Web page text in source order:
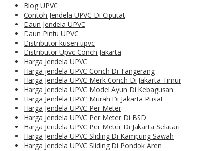
Blog UPVC
Contoh Jendela UPVC Di Ciputat
Daun Jendela UPVC
Daun Pintu UPVC
Distributor kusen upvc
Distributor Upvc Conch Jakarta
Harga Jendela UPVC
Harga jendela UPVC Conch Di Tangerang
Harga Jendela UPVC Merk Conch Di Jakarta Timur
Harga Jendela UPVC Model Ayun Di Kebagusan
Harga Jendela UPVC Murah Di Jakarta Pusat
Harga Jendela UPVC Per Meter
Harga Jendela UPVC Per Meter Di BSD
Harga Jendela UPVC Per Meter Di Jakarta Selatan
Harga Jendela UPVC Sliding Di Kampung Sawah
Harga Jendela UPVC Sliding Di Pondok Aren